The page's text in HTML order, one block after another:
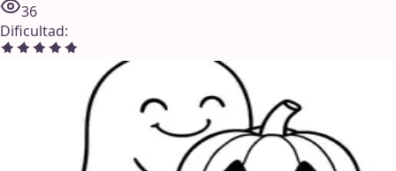
36
Dificultad: